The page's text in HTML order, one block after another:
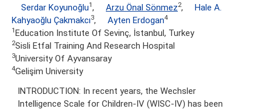
Serdar Koyunoğlu1, Arzu Önal Sönmez2,
Hale A.
Kahyaoğlu Çakmakcı3, Ayten Erdogan4
1Education Institute Of Sevinç, İstanbul, Turkey
2Sisli Etfal Training And Research Hospital
3University Of Ayvansaray
4Gelişim University
INTRODUCTION: In recent years, the Wechsler
Intelligence Scale for Children-IV (WISC-IV) has been